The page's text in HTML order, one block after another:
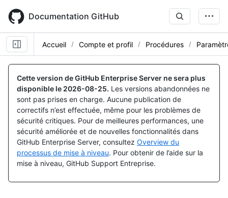
main
content
Documentation GitHub
Accueil Compte et profil Procédures
Cette version de GitHub Enterprise Server ne sera plus
disponible le 2026-08-25. Les versions abandonnées ne
sont pas prises en charge. Aucune publication de
correctifs n’est effectuée, même pour les problèmes de
sécurité critiques. Pour de meilleures performances, une
sécurité améliorée et de nouvelles fonctionnalités dans
GitHub Enterprise Server, consultez Overview du
processus de mise à niveau. Pour obtenir de l’aide sur la
mise à niveau, GitHub Support Entreprise.